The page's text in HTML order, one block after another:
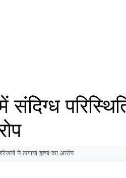
ने लगाया हत्या का आरोप